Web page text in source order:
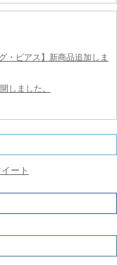
・ピアス】新商品追加しま
しました。
ート